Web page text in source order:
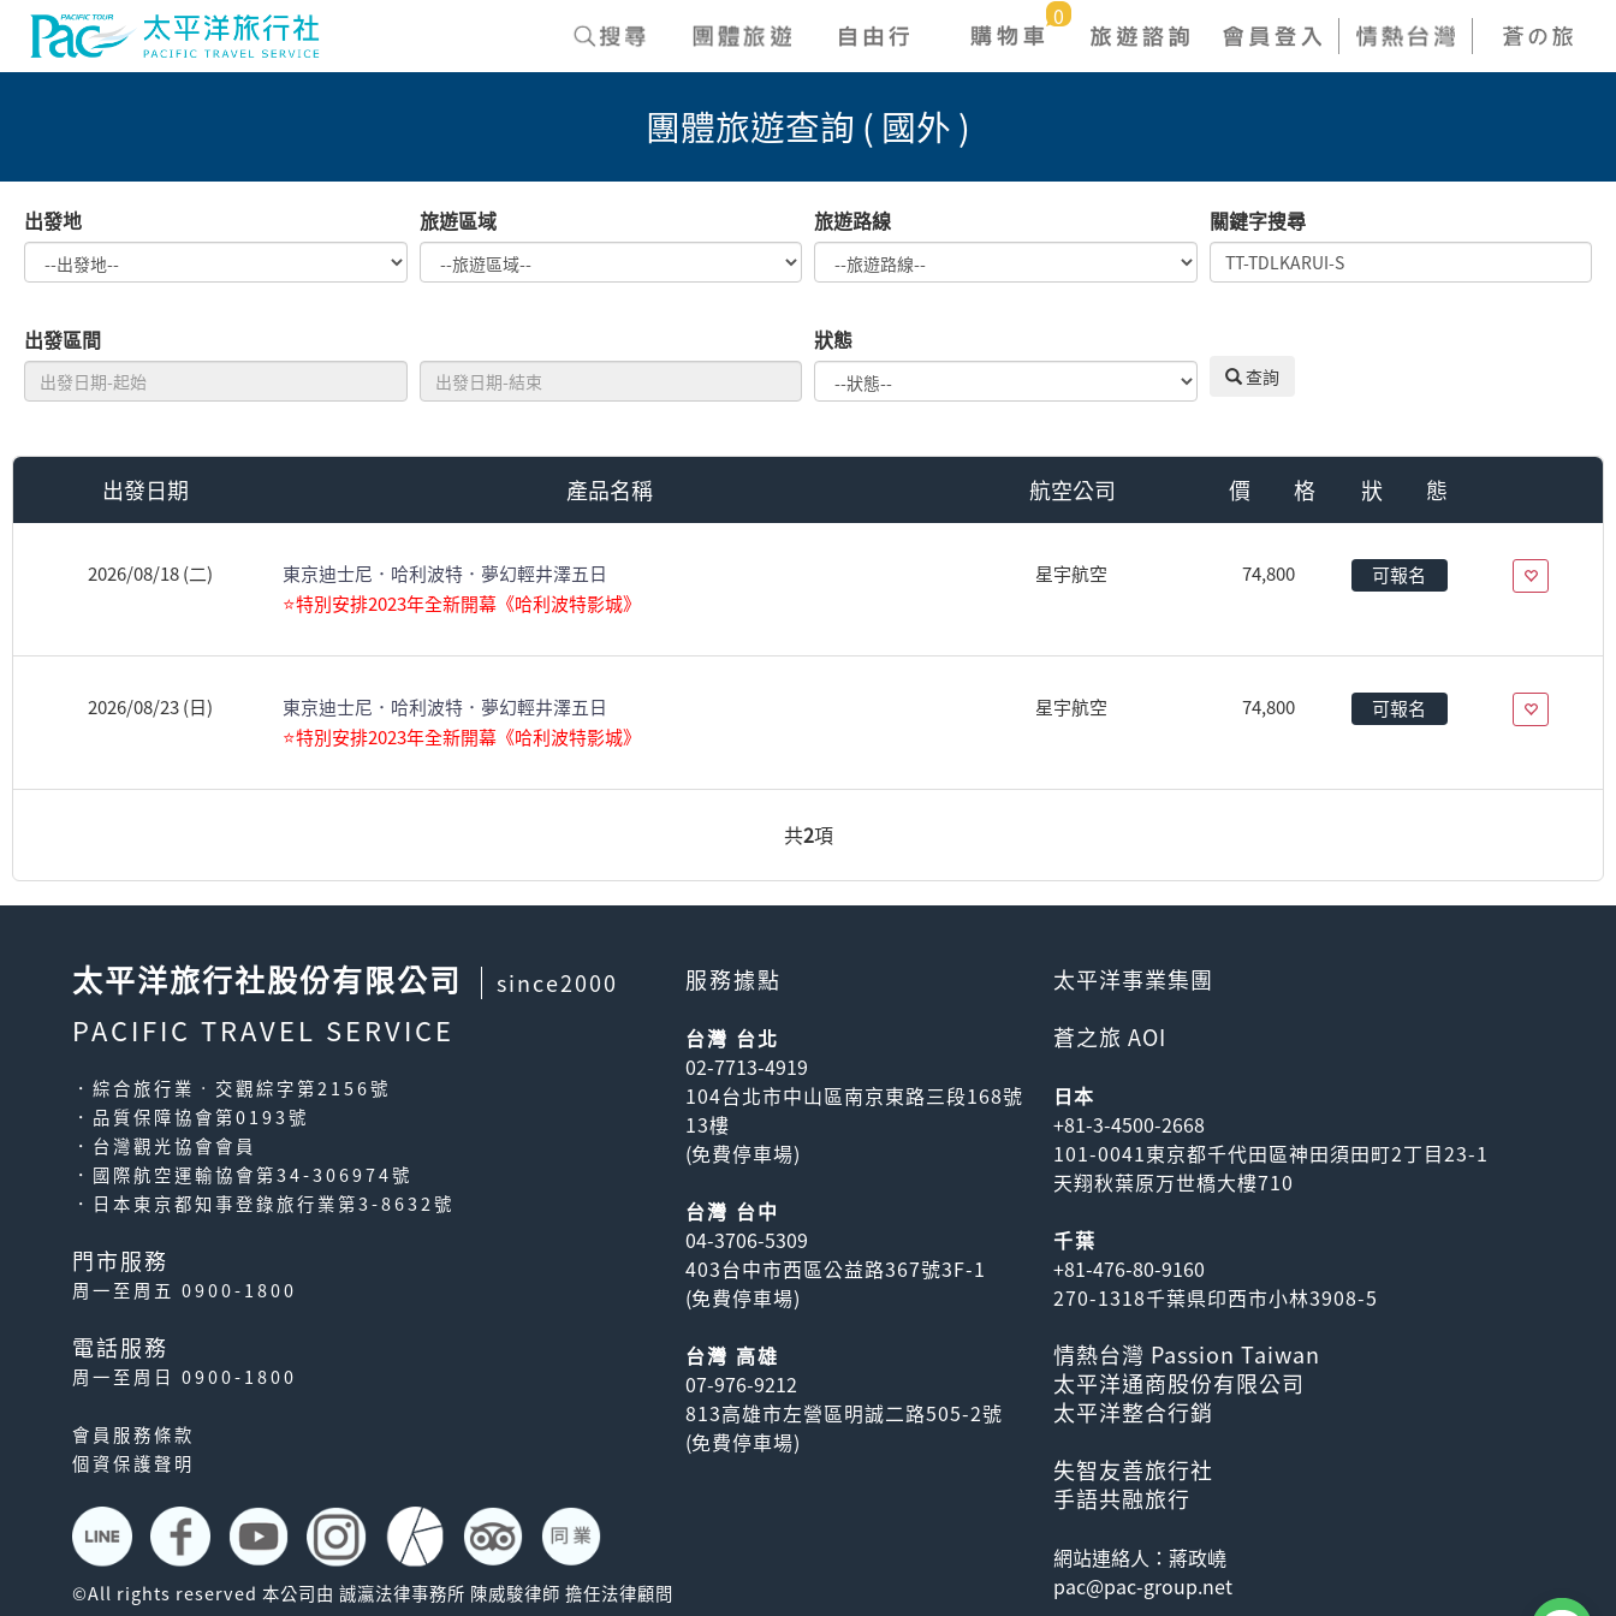
0
團體旅遊查詢 ( 國外 )
出發地 旅遊區域 旅遊路線 關鍵字搜尋
出發區間 狀態
查詢
出發日期 產品名稱 航空公司 價 格 狀 態
2026/08/18 (二)
東京迪士尼．哈利波特．夢幻輕井澤五日
⭐特別安排2023年全新開幕《哈利波特影城》
星宇航空 74,800 可報名
2026/08/23 (日)
東京迪士尼．哈利波特．夢幻輕井澤五日
⭐特別安排2023年全新開幕《哈利波特影城》
星宇航空 74,800 可報名
共2項
太平洋旅行社股份有限公司 since2000
PACIFIC TRAVEL SERVICE
．綜合旅行業‧交觀綜字第2156號
．品質保障協會第0193號
．台灣觀光協會會員
．國際航空運輸協會第34-306974號
．日本東京都知事登錄旅行業第3-8632號
門市服務
周一至周五 0900-1800
電話服務
周一至周日 0900-1800
會員服務條款
個資保護聲明
©All rights reserved 本公司由 誠瀛法律事務所 陳威駿律師 擔任法律顧問
服務據點
台灣 台北
02-7713-4919
104台北市中山區南京東路三段168號
13樓
(免費停車場)
台灣 台中
04-3706-5309
403台中市西區公益路367號3F-1
(免費停車場)
台灣 高雄
07-976-9212
813高雄市左營區明誠二路505-2號
(免費停車場)
太平洋事業集團
蒼之旅 AOI
日本
+81-3-4500-2668
101-0041東京都千代田區神田須田町2丁目23-1
天翔秋葉原万世橋大樓710
千葉
+81-476-80-9160
270-1318千葉県印西市小林3908-5
情熱台灣 Passion Taiwan
太平洋通商股份有限公司
太平洋整合行銷
失智友善旅行社
手語共融旅行
網站連絡人：蔣政嶢
pac@pac-group.net